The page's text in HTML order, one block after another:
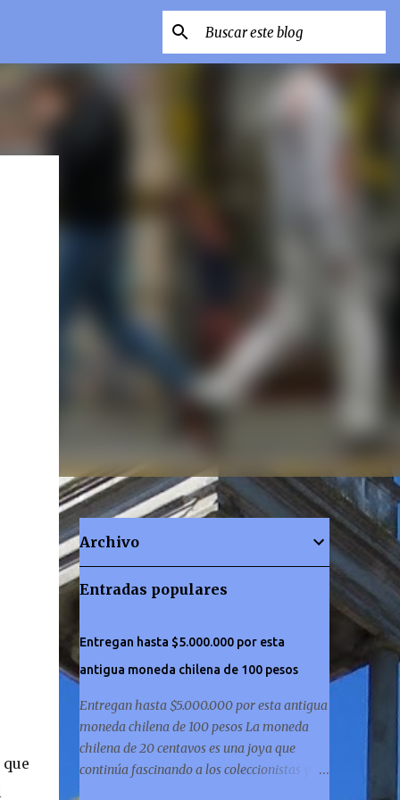
Archivo
Entradas populares
Entregan hasta $5.000.000 por esta
antigua moneda chilena de 100 pesos
Entregan hasta $5.000.000 por esta antigua
moneda chilena de 100 pesos La moneda
chilena de 20 centavos es una joya que
continúa fascinando a los coleccionistas y a
los amantes de la historia por igual. ¿Has